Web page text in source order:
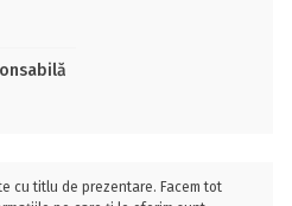
cu titlu de prezentare. Facem tot